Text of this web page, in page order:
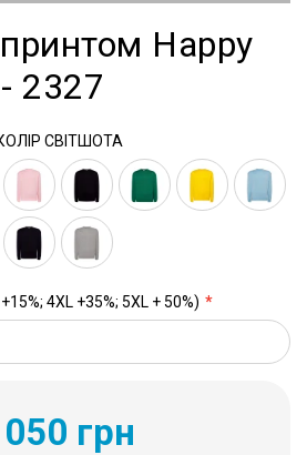
Happy
2327
СВІТШОТА
4XL +35%; 5XL + 50%)
грн